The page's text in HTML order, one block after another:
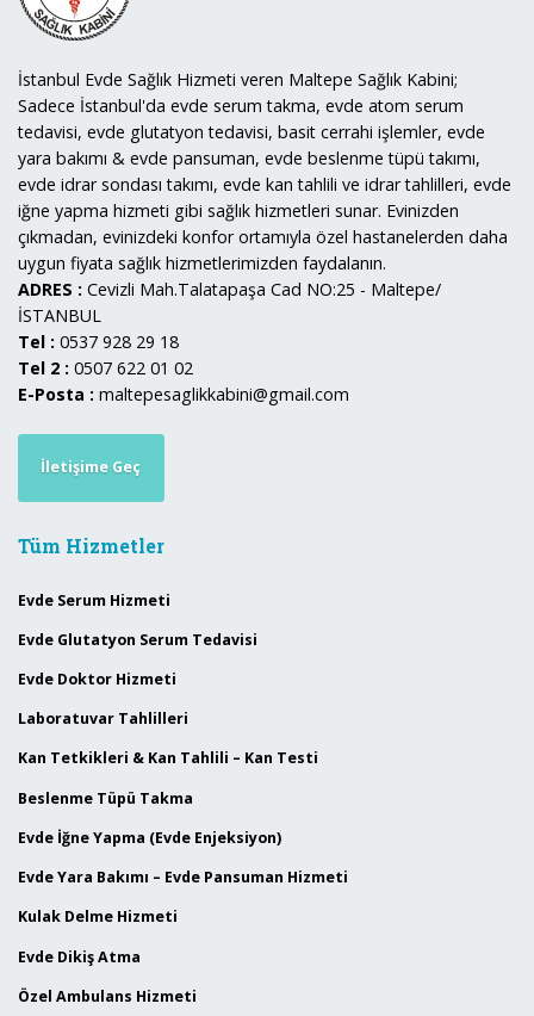
İstanbul Evde Sağlık Hizmeti veren Maltepe Sağlık Kabini;
Sadece İstanbul'da evde serum takma, evde atom serum
tedavisi, evde glutatyon tedavisi, basit cerrahi işlemler, evde
yara bakımı & evde pansuman, evde beslenme tüpü takımı,
evde idrar sondası takımı, evde kan tahlili ve idrar tahlilleri, evde
iğne yapma hizmeti gibi sağlık hizmetleri sunar. Evinizden
çıkmadan, evinizdeki konfor ortamıyla özel hastanelerden daha
uygun fiyata sağlık hizmetlerimizden faydalanın.
ADRES : Cevizli Mah.Talatapaşa Cad NO:25 - Maltepe/
İSTANBUL
Tel : 0537 928 29 18
Tel 2 : 0507 622 01 02
E-Posta : maltepesaglikkabini@gmail.com
İletişime Geç
Tüm Hizmetler
Evde Serum Hizmeti
Evde Glutatyon Serum Tedavisi
Evde Doktor Hizmeti
Laboratuvar Tahlilleri
Kan Tetkikleri & Kan Tahlili – Kan Testi
Beslenme Tüpü Takma
Evde İğne Yapma (Evde Enjeksiyon)
Evde Yara Bakımı – Evde Pansuman Hizmeti
Kulak Delme Hizmeti
Evde Dikiş Atma
Özel Ambulans Hizmeti